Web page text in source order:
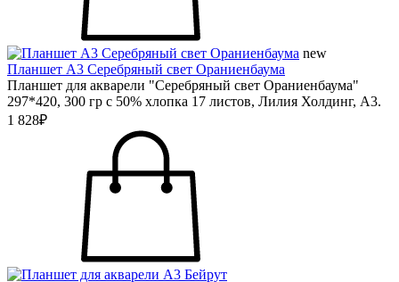
new
Планшет А3 Серебряный свет Ораниенбаума
Планшет для акварели "Серебряный свет Ораниенбаума"
297*420, 300 гр с 50% хлопка 17 листов, Лилия Холдинг, А3.
1 828₽